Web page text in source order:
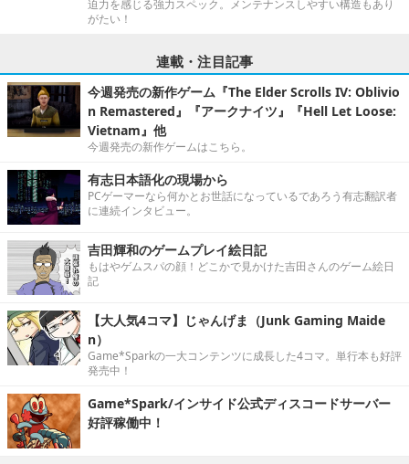
迫力を感じる強力スペック。メンテナンスしやすい構造もあり
がたい！
連載・注目記事
今週発売の新作ゲーム『The Elder Scrolls IV: Oblivio
n Remastered』『アークナイツ』『Hell Let Loose:
Vietnam』他
今週発売の新作ゲームはこちら。
有志日本語化の現場から
PCゲーマーなら何かとお世話になっているであろう有志翻訳者
に連続インタビュー。
吉田輝和のゲームプレイ絵日記
もはやゲムスパの顔！どこかで見かけた吉田さんのゲーム絵日
記
【大人気4コマ】じゃんげま（Junk Gaming Maide
n）
Game*Sparkの一大コンテンツに成長した4コマ。単行本も好評
発売中！
Game*Spark/インサイド公式ディスコードサーバー
好評稼働中！